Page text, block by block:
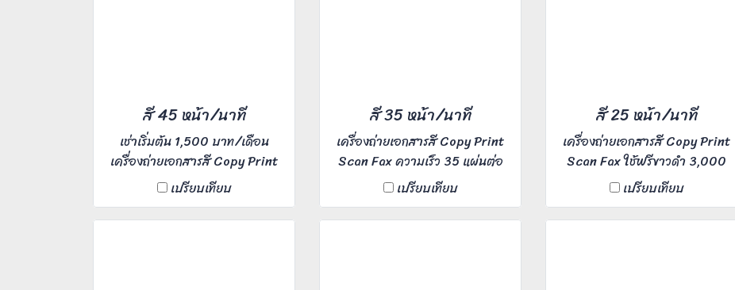
สี 45 หน้า/นาที
เช่าเริ่มต้น 1,500 บาท/เดือน
เครื่องถ่ายเอกสารสี Copy Print
Scan Fax ความเร็ว 45 แผ่นต่อ
นาที เหมาะสำหรับ Office ขนาด
กลาง ผู้ใช้งาน 10-30 คน
เปรียบเทียบ
สี 35 หน้า/นาที
เครื่องถ่ายเอกสารสี Copy Print
Scan Fax ความเร็ว 35 แผ่นต่อ
นาที เหมาะสำหรับ Office ขนาด
กลาง ผู้ใช้งาน 5-20 คน
เปรียบเทียบ
สี 25 หน้า/นาที
เครื่องถ่ายเอกสารสี Copy Print
Scan Fax ใช้ฟรีขาวดำ 3,000
หน้า สี 300 หน้า ความเร็ว 25
แผ่นต่อนาที เหมาะสำหรับ Office
ขนาดกลาง ผู้ใช้งาน 5-20 คน
เปรียบเทียบ